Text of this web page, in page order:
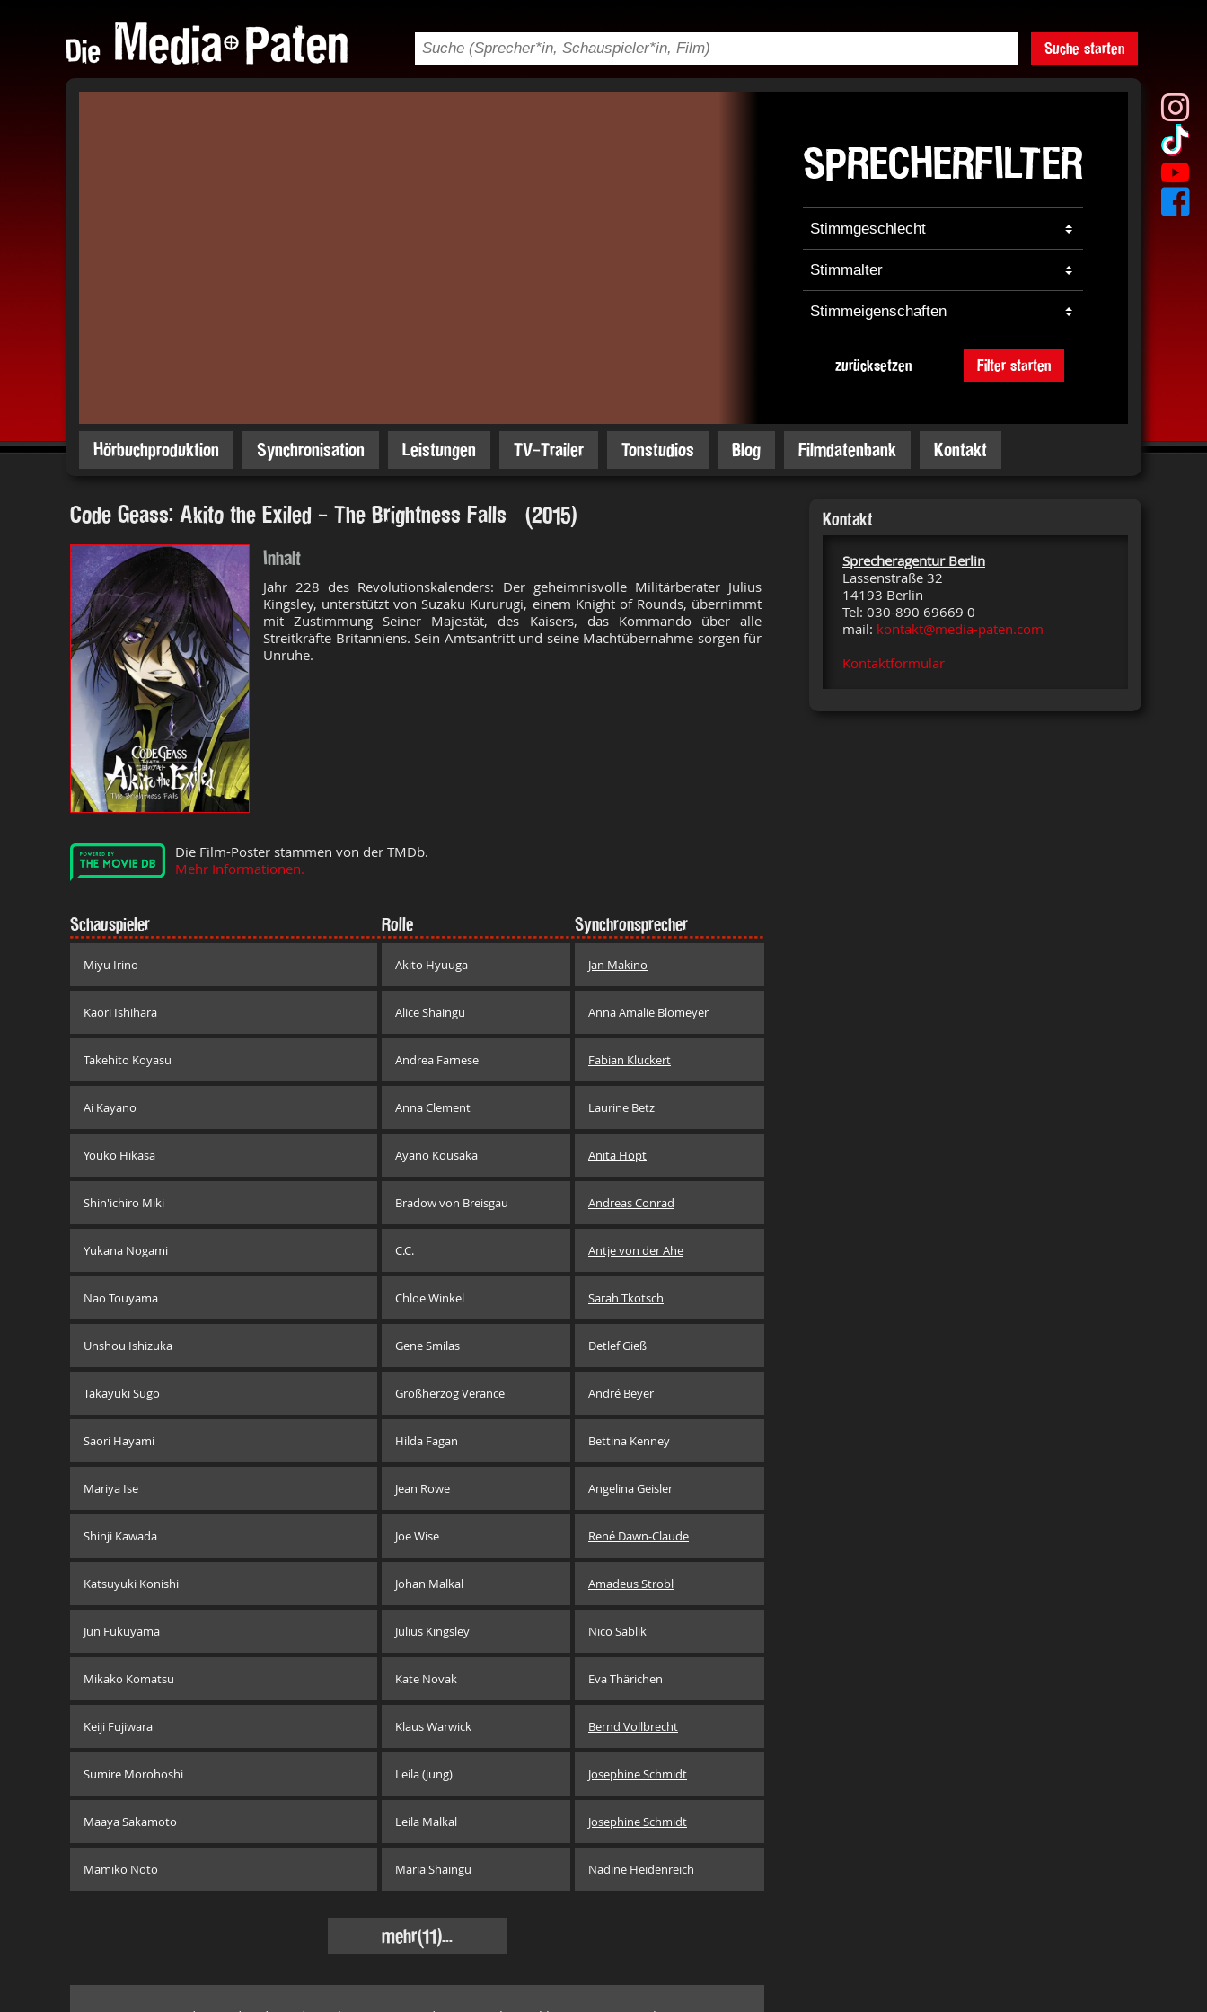
Suche starten
SPRECHERFILTER
zurücksetzen Filter starten
Hörbuchproduktion Synchronisation Leistungen TV-Trailer Tonstudios Blog Filmdatenbank Kontakt
Code Geass: Akito the Exiled - The Brightness Falls (2015)
Inhalt
Jahr 228 des Revolutionskalenders: Der geheimnisvolle Militärberater Julius
Kingsley, unterstützt von Suzaku Kururugi, einem Knight of Rounds, übernimmt
mit Zustimmung Seiner Majestät, des Kaisers, das Kommando über alle
Streitkräfte Britanniens. Sein Amtsantritt und seine Machtübernahme sorgen für
Unruhe.
Die Film-Poster stammen von der TMDb.
Mehr Informationen.
Schauspieler Rolle Synchronsprecher
Miyu Irino Akito Hyuuga Jan Makino
Kaori Ishihara Alice Shaingu Anna Amalie Blomeyer
Takehito Koyasu Andrea Farnese Fabian Kluckert
Ai Kayano Anna Clement Laurine Betz
Youko Hikasa Ayano Kousaka Anita Hopt
Shin'ichiro Miki Bradow von Breisgau Andreas Conrad
Yukana Nogami C.C. Antje von der Ahe
Nao Touyama Chloe Winkel Sarah Tkotsch
Unshou Ishizuka Gene Smilas Detlef Gieß
Takayuki Sugo Großherzog Verance André Beyer
Saori Hayami Hilda Fagan Bettina Kenney
Mariya Ise Jean Rowe Angelina Geisler
Shinji Kawada Joe Wise René Dawn-Claude
Katsuyuki Konishi Johan Malkal Amadeus Strobl
Jun Fukuyama Julius Kingsley Nico Sablik
Mikako Komatsu Kate Novak Eva Thärichen
Keiji Fujiwara Klaus Warwick Bernd Vollbrecht
Sumire Morohoshi Leila (jung) Josephine Schmidt
Maaya Sakamoto Leila Malkal Josephine Schmidt
Mamiko Noto Maria Shaingu Nadine Heidenreich
mehr(11)...
Kontakt
Sprecheragentur Berlin
Lassenstraße 32
14193 Berlin
Tel: 030-890 69669 0
mail: kontakt@media-paten.com
Kontaktformular